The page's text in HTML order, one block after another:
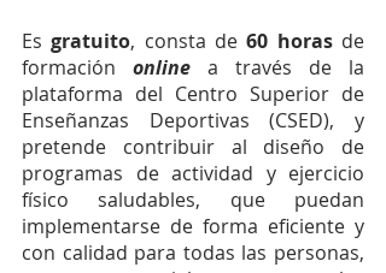
Es gratuito, consta de 60 horas de
formación online
a través de la
plataforma del Centro Superior de
Enseñanzas Deportivas (CSED), y
pretende contribuir al diseño de
programas de actividad y ejercicio
físico saludables, que puedan
implementarse de forma eficiente y
con calidad para todas las personas,